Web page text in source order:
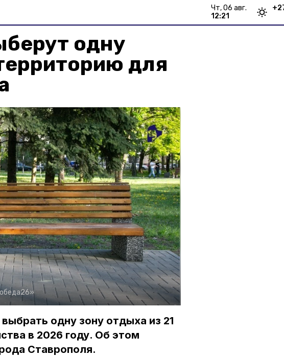
чт, 06 авг.
12:21
+
одну
для
одну зону отдыха из 21
в 2026 году. Об этом
Ставрополя.